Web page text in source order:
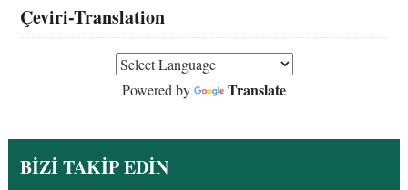
Çeviri-Translation
Powered by Translate
BİZİ TAKİP EDİN